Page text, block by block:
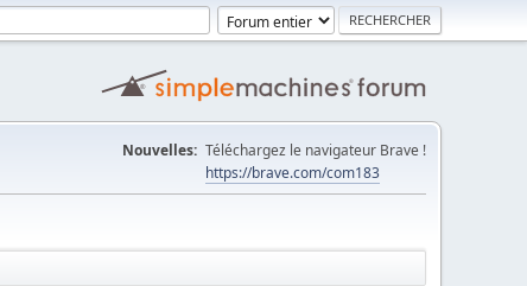
Nouvelles: Téléchargez le navigateur Brave !
https://brave.com/com183